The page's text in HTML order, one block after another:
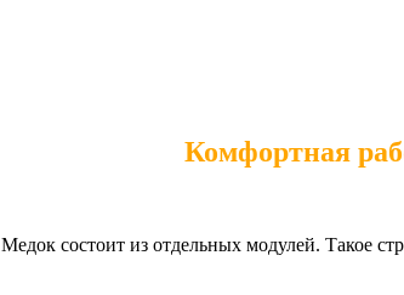
Комфортная
Медок состоит из отдельных модулей.